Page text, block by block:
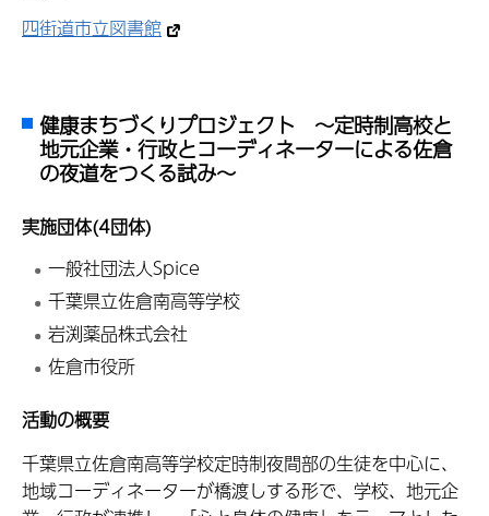
四街道市立図書館
健康まちづくりプロジェクト ～定時制高校と
地元企業・行政とコーディネーターによる佐倉
の夜道をつくる試み～
実施団体(4団体)
一般社団法人Spice
千葉県立佐倉南高等学校
岩渕薬品株式会社
佐倉市役所
活動の概要
千葉県立佐倉南高等学校定時制夜間部の生徒を中心に、
地域コーディネーターが橋渡しする形で、学校、地元企